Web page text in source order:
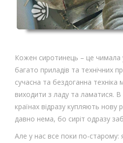
Кожен сиротинець – це чимала
багато приладів та технічних
сучасна та бездоганна техніка
виходити з ладу та ламатися.
країнах відразу купляють нову
давно нема, бо сиріт одразу
Але у нас все поки по-старому: